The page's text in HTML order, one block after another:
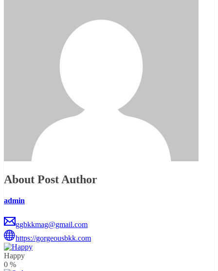
About Post Author
admin
ggbkkmag@gmail.com
https://gorgeousbkk.com
Happy
0 %